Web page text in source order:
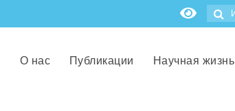
О нас Публикации Научная жизнь